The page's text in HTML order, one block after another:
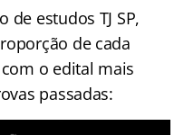
estudos TJ SP,
de cada
o edital mais
passadas: